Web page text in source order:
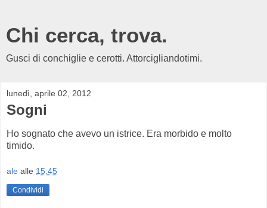
Chi cerca, trova.
Gusci di conchiglie e cerotti. Attorcigliandotimi.
lunedì, aprile 02, 2012
Sogni
Ho sognato che avevo un istrice. Era morbido e molto
timido.
ale alle 15:45
Condividi